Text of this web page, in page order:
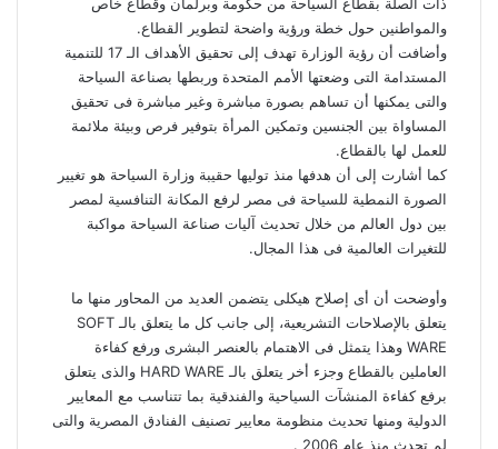
والمواطنين حول خطة ورؤية واضحة لتطوير القطاع.
وأضافت أن رؤية الوزارة تهدف إلى تحقيق الأهداف الـ 17 للتنمية
المستدامة التى وضعتها الأمم المتحدة وربطها بصناعة السياحة
والتى يمكنها أن تساهم بصورة مباشرة وغير مباشرة فى تحقيق
المساواة بين الجنسين وتمكين المرأة بتوفير فرص وبيئة ملائمة
للعمل لها بالقطاع.
كما أشارت إلى أن هدفها منذ توليها حقيبة وزارة السياحة هو تغيير
الصورة النمطية للسياحة فى مصر لرفع المكانة التنافسية لمصر
بين دول العالم من خلال تحديث آليات صناعة السياحة مواكبة
للتغيرات العالمية فى هذا المجال.
وأوضحت أن أى إصلاح هيكلى يتضمن العديد من المحاور منها ما
يتعلق بالإصلاحات التشريعية، إلى جانب كل ما يتعلق بالـ SOFT
WARE وهذا يتمثل فى الاهتمام بالعنصر البشرى ورفع كفاءة
العاملين بالقطاع وجزء أخر يتعلق بالـ HARD WARE والذى يتعلق
برفع كفاءة المنشآت السياحية والفندقية بما تتناسب مع المعايير
الدولية ومنها تحديث منظومة معايير تصنيف الفنادق المصرية والتى
لم تحدث منذ عام 2006 .